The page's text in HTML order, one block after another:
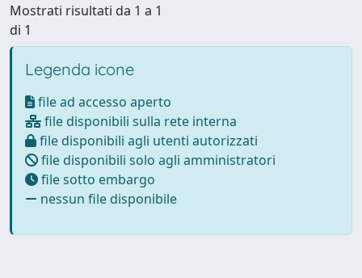
Mostrati risultati da 1 a 1
di 1
Legenda icone
file ad accesso aperto
file disponibili sulla rete interna
file disponibili agli utenti autorizzati
file disponibili solo agli amministratori
file sotto embargo
nessun file disponibile